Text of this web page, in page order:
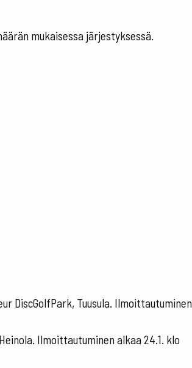
mukaisessa järjestyksessä.
DiscGolfPark, Tuusula. Ilmoittautuminen
Ilmoittautuminen alkaa 24.1. klo